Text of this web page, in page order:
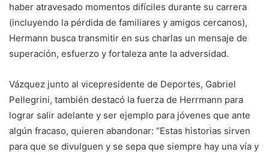
haber atravesado momentos difíciles durante su carrera
(incluyendo la pérdida de familiares y amigos cercanos),
Hermann busca transmitir en sus charlas un mensaje de
superación, esfuerzo y fortaleza ante la adversidad.
Vázquez junto al vicepresidente de Deportes, Gabriel
Pellegrini, también destacó la fuerza de Herrmann para
lograr salir adelante y ser ejemplo para jóvenes que ante
algún fracaso, quieren abandonar: “Estas historias sirven
para que se divulguen y se sepa que siempre hay una vía y